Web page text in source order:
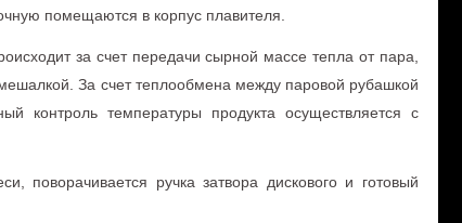
помещаются в корпус плавителя.
за счет передачи сырной массе тепла от пара,
За счет теплообмена между паровой рубашкой
контроль температуры продукта осуществляется с
поворачивается ручка затвора дискового и готовый